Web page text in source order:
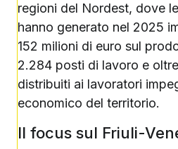
regioni del Nordest, dove
hanno generato nel 2025
152 milioni di euro sul
2.284 posti di lavoro e
distribuiti ai lavoratori
economico del territorio.
Il focus sul Friuli-